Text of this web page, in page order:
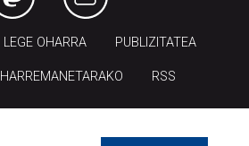
LEGE OHARRA PUBLIZITATEA
HARREMANETARAKO RSS